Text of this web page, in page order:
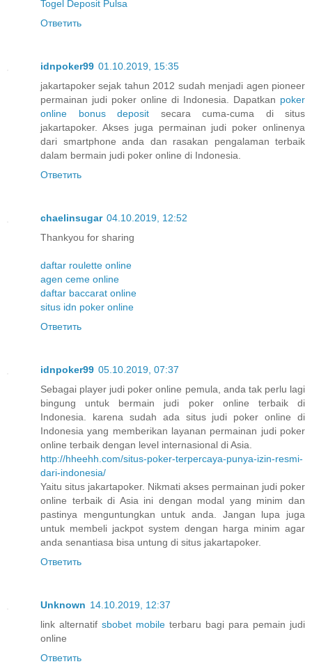
Togel Deposit Pulsa
Ответить
idnpoker99 01.10.2019, 15:35
jakartapoker sejak tahun 2012 sudah menjadi agen pioneer
permainan judi poker online di Indonesia. Dapatkan poker
online bonus deposit secara cuma-cuma di situs
jakartapoker. Akses juga permainan judi poker onlinenya
dari smartphone anda dan rasakan pengalaman terbaik
dalam bermain judi poker online di Indonesia.
Ответить
chaelinsugar 04.10.2019, 12:52
Thankyou for sharing
daftar roulette online
agen ceme online
daftar baccarat online
situs idn poker online
Ответить
idnpoker99 05.10.2019, 07:37
Sebagai player judi poker online pemula, anda tak perlu lagi
bingung untuk bermain judi poker online terbaik di
Indonesia. karena sudah ada situs judi poker online di
Indonesia yang memberikan layanan permainan judi poker
online terbaik dengan level internasional di Asia.
http://hheehh.com/situs-poker-terpercaya-punya-izin-resmi-
dari-indonesia/
Yaitu situs jakartapoker. Nikmati akses permainan judi poker
online terbaik di Asia ini dengan modal yang minim dan
pastinya menguntungkan untuk anda. Jangan lupa juga
untuk membeli jackpot system dengan harga minim agar
anda senantiasa bisa untung di situs jakartapoker.
Ответить
Unknown 14.10.2019, 12:37
link alternatif sbobet mobile terbaru bagi para pemain judi
online
Ответить